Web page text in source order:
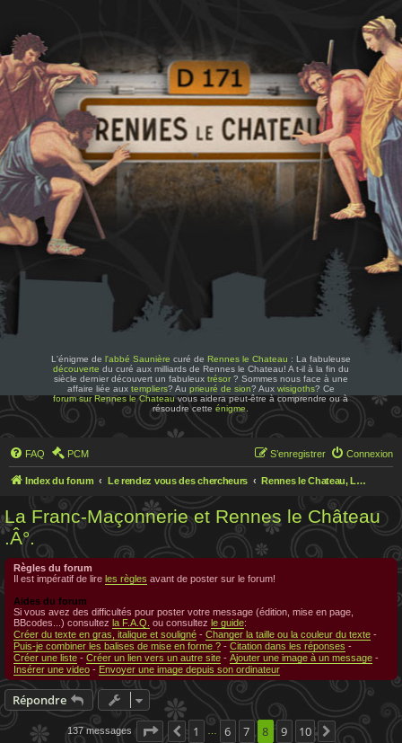
L'énigme de l'abbé Saunière curé de Rennes le Chateau : La fabuleuse
découverte du curé aux milliards de Rennes le Chateau! A t-il à la fin du
siècle dernier découvert un fabuleux trésor? Sommes nous face à une
affaire liée aux templiers? Au prieuré de sion? Aux wisigoths? Ce
forum sur Rennes le Chateauvous aidera peut-être à comprendre ou à
résoudre cetteénigme
FAQ PCM Connexion
S’enregistrer
Index du forum Le rendez vous des chercheurs Rennes le Chateau, Le rendez-vous des chercheurs
La Franc-Maçonnerie et Rennes le Château
.Â°.
Règles du forum
Il est impératif de lire les règles avant de poster sur le forum!
Aides du forum
Si vous avez des difficultés pour poster votre message (édition, mise en page,
BBcodes...) consultez la F.A.Q. ou consultez le guide:
Créer du texte en gras, italique et souligné - Changer la taille ou la couleur du texte -
Puis-je combiner les balises de mise en forme ? - Citation dans les réponses -
Créer une liste - Créer un lien vers un autre site - Ajouter une image à un message -
Insérer une video - Envoyer une image depuis son ordinateur
Répondre
137 messages Page 8 sur10
Précédente
1 6 7 8 9 10 Suivante